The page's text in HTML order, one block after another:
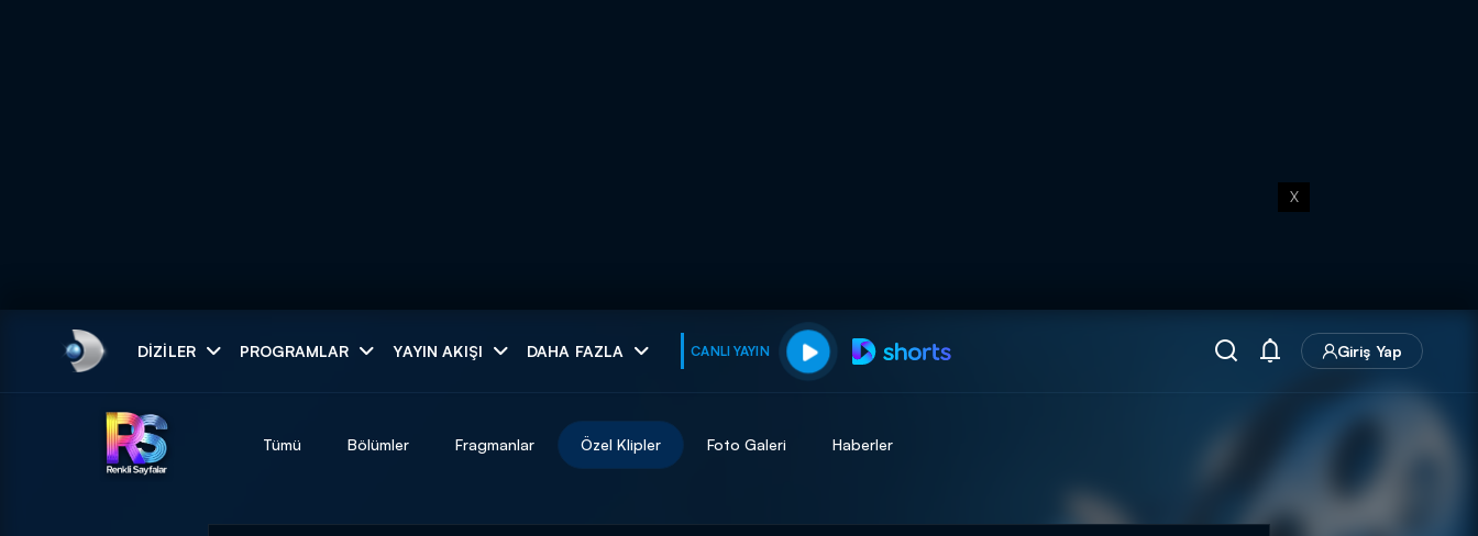
X
DIZILER PROGRAMLAR YAYIN AKIŞI DAHA FAZLA CANLI YAYIN Giriş Yap
muhteşem ikili
Tümü Bölümler Fragmanlar Özel Klipler Foto Galeri Haberler